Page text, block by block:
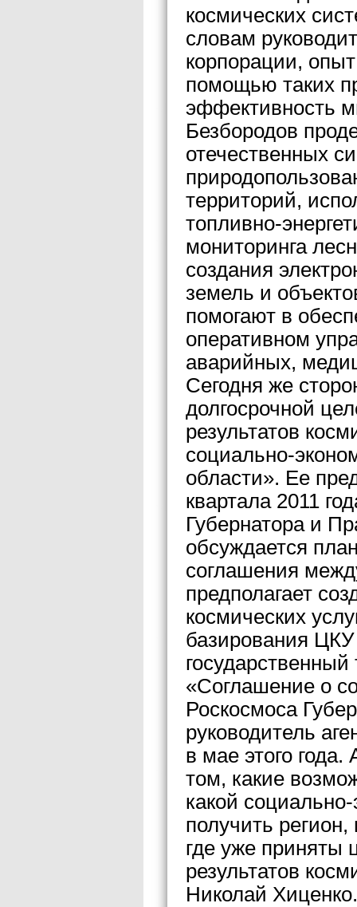
космических
словам
корпорации,
помощью таких
эффективность
Безбородов
отечественных
территорий,
топливно-
мониторинга
создания
земель и
помогают в
оперативном
аварийных,
Сегодня же
долгосрочной
результатов
социально-
области». Ее
квартала 2011
Губернатора и
обсуждается
соглашения
предполагает
космических
базирования ЦКУ
государственный
«Соглашение о
Роскосмоса
руководитель
в мае этого
том, какие
какой
получить
где уже приняты
результатов
Николай Хиценко.